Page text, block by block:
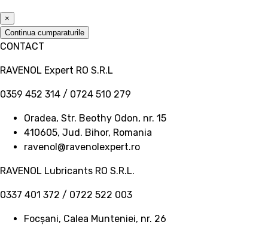
×
Continua cumparaturile
CONTACT
RAVENOL Expert RO S.R.L
0359 452 314 / 0724 510 279
Oradea, Str. Beothy Odon, nr. 15
410605, Jud. Bihor, Romania
ravenol@ravenolexpert.ro
RAVENOL Lubricants RO S.R.L.
0337 401 372 / 0722 522 003
Focșani, Calea Munteniei, nr. 26